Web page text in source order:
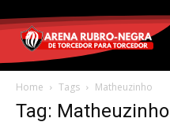
Home Tags Matheuzinho
Tag: Matheuzinho